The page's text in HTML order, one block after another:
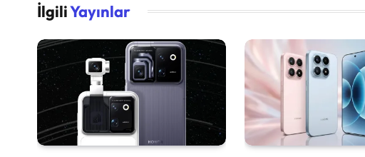
İlgiliYayınlar